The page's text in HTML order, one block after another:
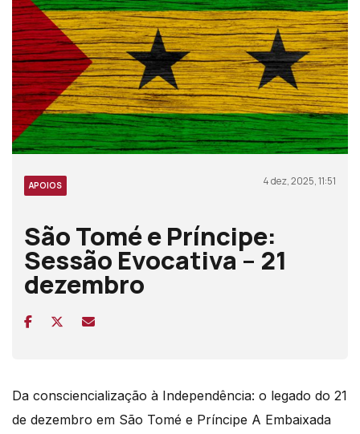
APOIOS 4 dez, 2025, 11:51
São Tomé e Príncipe:
Sessão Evocativa – 21
dezembro
Da consciencialização à Independência: o legado do 21
de dezembro em São Tomé e Príncipe A Embaixada